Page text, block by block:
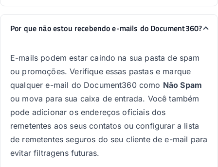
Por que não estou recebendo e-mails do Document360?
E-mails podem estar caindo na sua pasta de spam
ou promoções. Verifique essas pastas e marque
qualquer e-mail do Document360 como Não Spam
ou mova para sua caixa de entrada. Você também
pode adicionar os endereços oficiais dos
remetentes aos seus contatos ou configurar a lista
de remetentes seguros do seu cliente de e-mail para
evitar filtragens futuras.